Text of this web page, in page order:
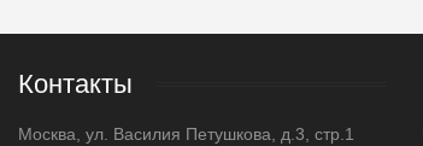
Контакты
Москва, ул. Василия Петушкова, д.3, стр.1